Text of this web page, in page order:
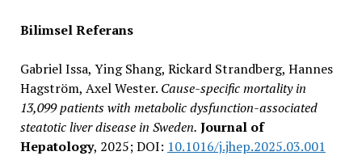
Bilimsel Referans
Gabriel Issa, Ying Shang, Rickard Strandberg, Hannes
Hagström, Axel Wester. Cause-specific mortality in
13,099 patients with metabolic dysfunction-associated
steatotic liver disease in Sweden. Journal of
Hepatology, 2025; DOI: 10.1016/j.jhep.2025.03.001